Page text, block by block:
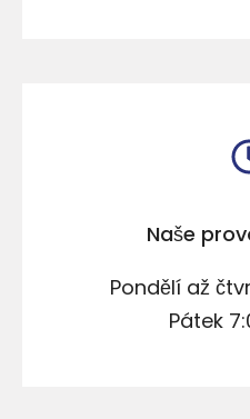
Naše
Pondělí až
Pátek